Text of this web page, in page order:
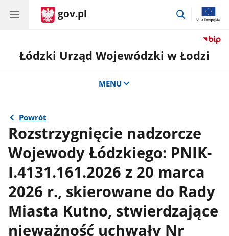
gov.pl
przejdź
Łódzki Urząd Wojewódzki w Łodzi
MENU
Powrót
Rozstrzygnięcie nadzorcze
Wojewody Łódzkiego: PNIK-
I.4131.161.2026 z 20 marca
2026 r., skierowane do Rady
Miasta Kutno, stwierdzające
nieważność uchwały Nr